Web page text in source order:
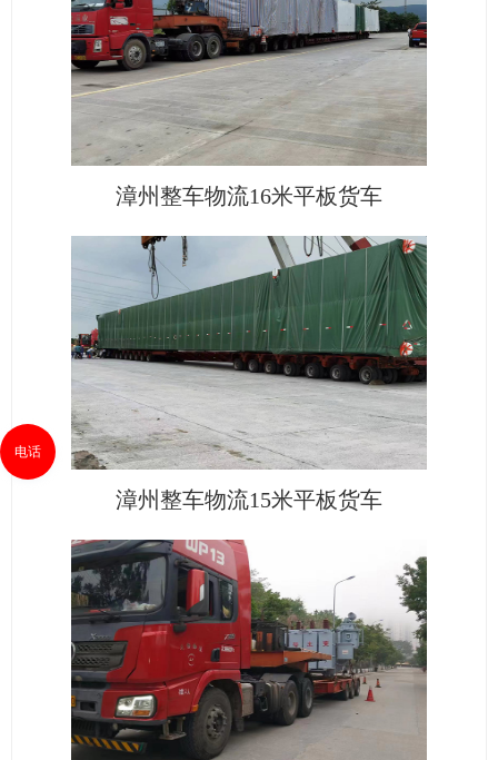
漳州整车物流16米平板货车
漳州整车物流15米平板货车
电话